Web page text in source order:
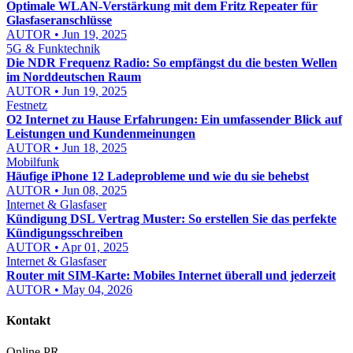
Optimale WLAN-Verstärkung mit dem Fritz Repeater für
Glasfaseranschlüsse
AUTOR • Jun 19, 2025
5G & Funktechnik
Die NDR Frequenz Radio: So empfängst du die besten Wellen
im Norddeutschen Raum
AUTOR • Jun 19, 2025
Festnetz
O2 Internet zu Hause Erfahrungen: Ein umfassender Blick auf
Leistungen und Kundenmeinungen
AUTOR • Jun 18, 2025
Mobilfunk
Häufige iPhone 12 Ladeprobleme und wie du sie behebst
AUTOR • Jun 08, 2025
Internet & Glasfaser
Kündigung DSL Vertrag Muster: So erstellen Sie das perfekte
Kündigungsschreiben
AUTOR • Apr 01, 2025
Internet & Glasfaser
Router mit SIM-Karte: Mobiles Internet überall und jederzeit
AUTOR • May 04, 2026
Kontakt